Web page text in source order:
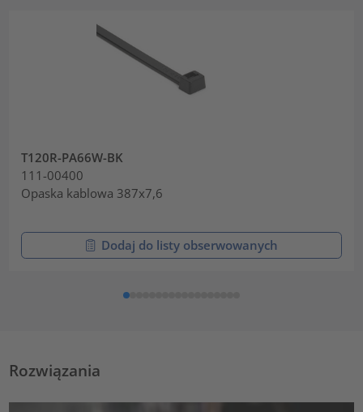
T120R-PA66W-BK
111-00400
Opaska kablowa 387x7,6
Dodaj do listy obserwowanych
Rozwiązania